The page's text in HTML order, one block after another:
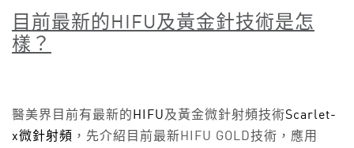
目前最新的HIFU及黃金針技術是怎
樣？
醫美界目前有最新的 HIFU及黃金微針射頻技術Scarlet-
x微針射頻 ，先介紹目前最新HIFU GOLD技術，應用